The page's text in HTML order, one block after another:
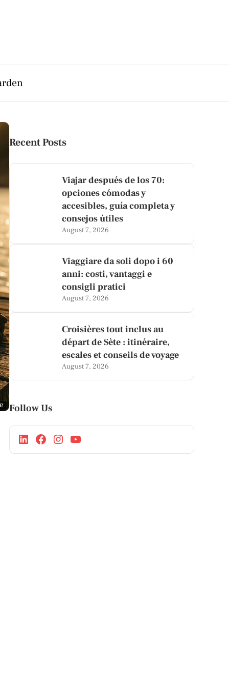
Recent Posts
Viajar después de los 70:
opciones cómodas y
accesibles, guía completa y
consejos útiles
August 7, 2026
Viaggiare da soli dopo i 60
anni: costi, vantaggi e
consigli pratici
August 7, 2026
Croisières tout inclus au
départ de Sète : itinéraire,
escales et conseils de voyage
August 7, 2026
Follow Us